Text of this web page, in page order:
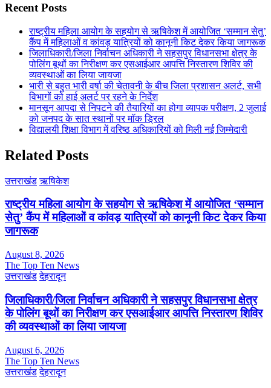
Recent Posts
राष्ट्रीय महिला आयोग के सहयोग से ऋषिकेश में आयोजित ‘सम्मान सेतु’
कैंप में महिलाओं व कांवड़ यात्रियों को कानूनी किट देकर किया जागरूक
जिलाधिकारी/जिला निर्वाचन अधिकारी ने सहसपुर विधानसभा क्षेत्र के
पोलिंग बूथों का निरीक्षण कर एसआईआर आपत्ति निस्तारण शिविर की
व्यवस्थाओं का लिया जायजा
भारी से बहुत भारी वर्षा की चेतावनी के बीच जिला प्रशासन अलर्ट, सभी
विभागों को हाई अलर्ट पर रहने के निर्देश
मानसून आपदा से निपटने की तैयारियों का होगा व्यापक परीक्षण, 2 जुलाई
को जनपद के सात स्थानों पर मॉक ड्रिल
विद्यालयी शिक्षा विभाग में वरिष्ठ अधिकारियों को मिली नई जिम्मेदारी
Related Posts
उत्तराखंड ऋषिकेश
राष्ट्रीय महिला आयोग के सहयोग से ऋषिकेश में आयोजित ‘सम्मान
सेतु’ कैंप में महिलाओं व कांवड़ यात्रियों को कानूनी किट देकर किया
जागरूक
August 8, 2026
The Top Ten News
उत्तराखंड देहरादून
जिलाधिकारी/जिला निर्वाचन अधिकारी ने सहसपुर विधानसभा क्षेत्र
के पोलिंग बूथों का निरीक्षण कर एसआईआर आपत्ति निस्तारण शिविर
की व्यवस्थाओं का लिया जायजा
August 6, 2026
The Top Ten News
उत्तराखंड देहरादून